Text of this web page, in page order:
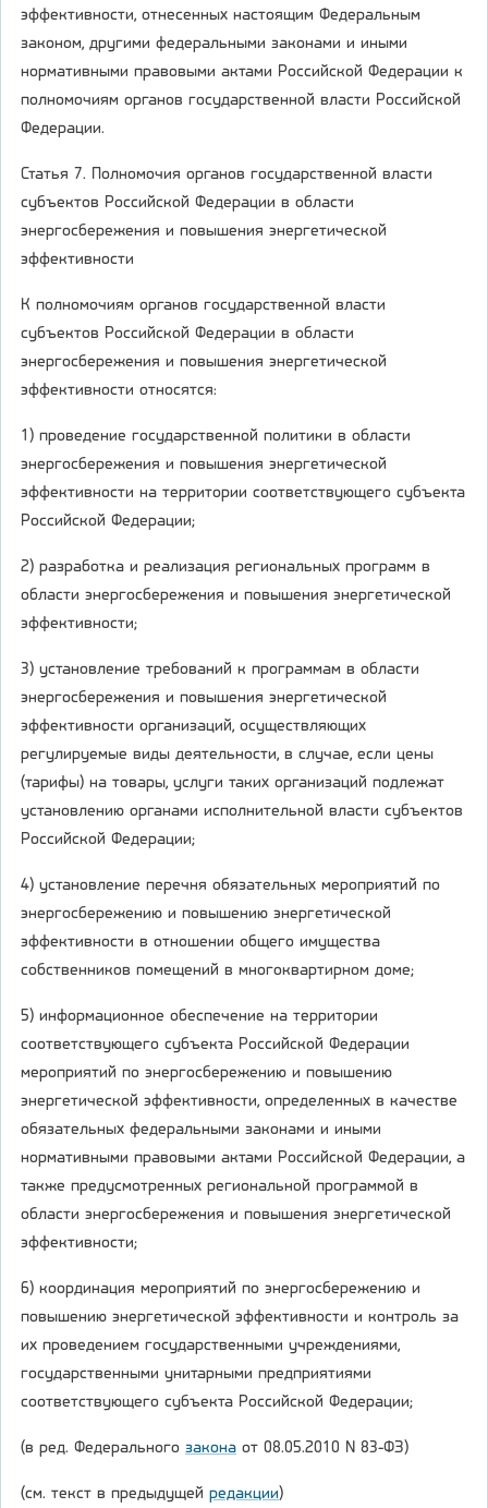
эффективности, отнесенных настоящим Федеральным
законом, другими федеральными законами и иными
нормативными правовыми актами Российской Федерации к
полномочиям органов государственной власти Российской
Федерации.
Статья 7. Полномочия органов государственной власти
субъектов Российской Федерации в области
энергосбережения и повышения энергетической
эффективности
К полномочиям органов государственной власти
субъектов Российской Федерации в области
энергосбережения и повышения энергетической
эффективности относятся:
1) проведение государственной политики в области
энергосбережения и повышения энергетической
эффективности на территории соответствующего субъекта
Российской Федерации;
2) разработка и реализация региональных программ в
области энергосбережения и повышения энергетической
эффективности;
3) установление требований к программам в области
энергосбережения и повышения энергетической
эффективности организаций, осуществляющих
регулируемые виды деятельности, в случае, если цены
(тарифы) на товары, услуги таких организаций подлежат
установлению органами исполнительной власти субъектов
Российской Федерации;
4) установление перечня обязательных мероприятий по
энергосбережению и повышению энергетической
эффективности в отношении общего имущества
собственников помещений в многоквартирном доме;
5) информационное обеспечение на территории
соответствующего субъекта Российской Федерации
мероприятий по энергосбережению и повышению
энергетической эффективности, определенных в качестве
обязательных федеральными законами и иными
нормативными правовыми актами Российской Федерации, а
также предусмотренных региональной программой в
области энергосбережения и повышения энергетической
эффективности;
6) координация мероприятий по энергосбережению и
повышению энергетической эффективности и контроль за
их проведением государственными учреждениями,
государственными унитарными предприятиями
соответствующего субъекта Российской Федерации;
(в ред. Федерального закона от 08.05.2010 N 83-ФЗ)
(см. текст в предыдущей редакции)